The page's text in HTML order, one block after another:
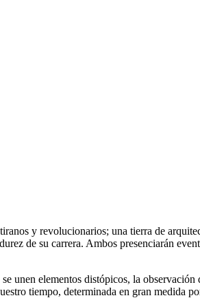
y revolucionarios; una tierra de
de su carrera. Ambos presenciarán
unen elementos distópicos, la
tiempo, determinada en gran medida